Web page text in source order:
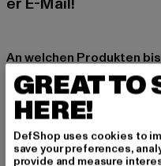
An welchen Produkten
MÄNNER
FRAUEN
E-MAIL
GREAT TO
HERE!
DefShop uses cookies to
save your preferences,
provide and measure